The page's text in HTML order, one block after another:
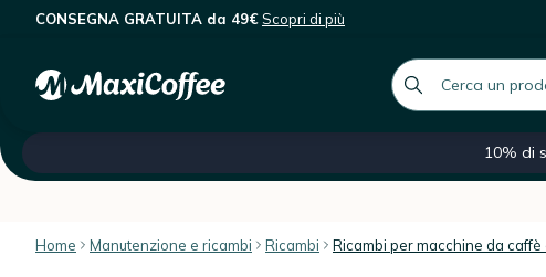
CONSEGNA GRATUITA da 49€Scopri di più
Caffè italiano
10% di
Home Manutenzione e ricambi Ricambi Ricambi per macchine da caffè
Descrizione Recensioni dei clienti